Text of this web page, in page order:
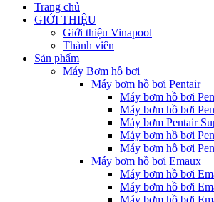
Trang chủ
GIỚI THIỆU
Giới thiệu Vinapool
Thành viên
Sản phẩm
Máy Bơm hồ bơi
Máy bơm hồ bơi Pentair
Máy bơm hồ bơi
Máy bơm hồ bơi
Máy bơm Pentair
Máy bơm hồ bơi
Máy bơm hồ bơi
Máy bơm hồ bơi Emaux
Máy bơm hồ bơi
Máy bơm hồ bơi
Máy bơm hồ bơi